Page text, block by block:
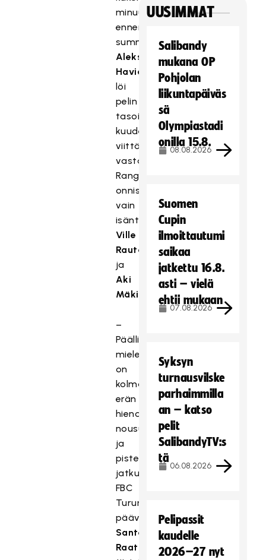
minuuttia
ennen
summeria
Aleksi
Havia
löi
pelin
tasoihin
kuudella
viittä
vastaan.
Rangaistuslaukauskisassa
onnistuivat
vain
isäntien
Ville
Rautakoura
ja
Aki
Mäkinen
–
Päällimmäisenä
mielessä
on
kolmannen
erän
hieno
nousu
ja
pisteputken
jatkuminen,
FBC
Turun
päävalmentaja
Santeri
Raatarila
UUSIMMAT
Salibandy
mukana OP
Pohjolan
liikuntapäiväs
sä
Olympiastadi
onilla 15.8.
08.08.2026
Suomen
Cupin
ilmoittautumi
saikaa
jatkettu 16.8.
asti – vielä
ehtii mukaan
07.08.2026
Syksyn
turnausvilske
parhaimmilla
an – katso
pelit
SalibandyTV:s
tä
06.08.2026
Pelipassit
kaudelle
2026–27 nyt